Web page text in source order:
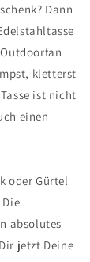
Dann
kletterst
ist nicht
einen
oder Gürtel
absolutes
jetzt Deine